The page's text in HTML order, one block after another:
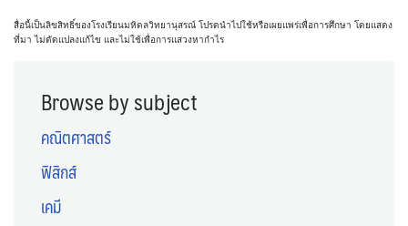
สื่อนี้เป็นลิขสิทธิ์ของโรงเรียนมหิดลวิทยานุสรณ์ โปรดนำไปใช้หรือเผยแพร่เพื่อการศึกษา โดยแสดง
ที่มา ไม่ดัดแปลงแก้ไข และไม่ใช้เพื่อการแสวงหากำไร
Browse by subject
คณิตศาสตร์
ฟิสิกส์
เคมี